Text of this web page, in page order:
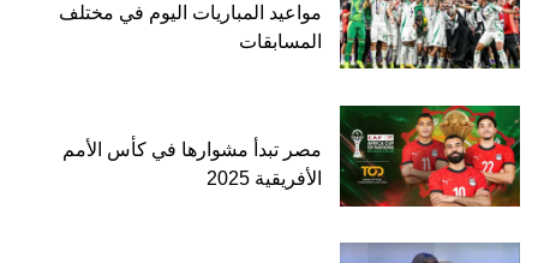
مواعيد المباريات اليوم في مختلف
المسابقات
مصر تبدأ مشوارها في كأس الأمم
الأفريقية 2025